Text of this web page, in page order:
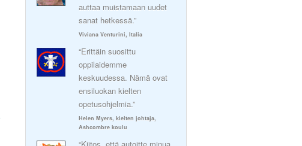
auttaa muistamaan uudet
sanat hetkessä.”
Viviana Venturini, Italia
“Erittäin suosittu
oppilaidemme
keskuudessa. Nämä ovat
ensiluokan kielten
opetusohjelmia.”
Helen Myers, kielten johtaja,
Ashcombre koulu